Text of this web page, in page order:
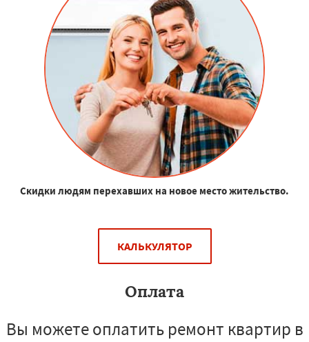
Скидки людям перехавших на новое место жительство.
КАЛЬКУЛЯТОР
Оплата
Вы можете оплатить ремонт квартир в